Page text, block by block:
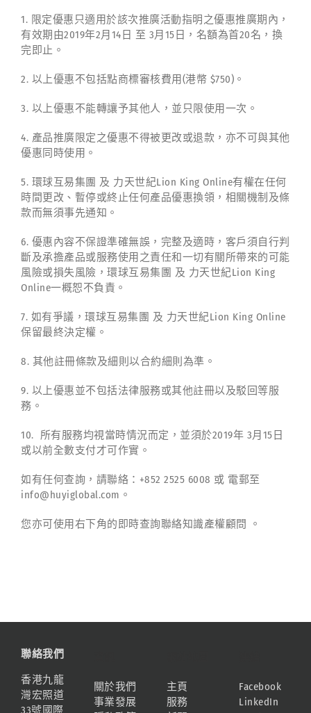
1. 限定優惠只適用於該次推廣活動指明之優惠推廣期內，
有效期由2019年2月14日 至 3月15日，名額為首20名，換
完即止。
2. 以上優惠不包括點商標審核費用(港幣 $750)。
3. 以上優惠不能轉讓予其他人，並只限使用一次。
4. 產品推廣限定之優惠不得被更改或退款，亦不可與其他
優惠同時使用。
5. 環球互易集團 及 力天世紀Lion King Online有權在任何
時間更改、暫停或終止任何產品優惠換領，相關機制及條
款而無須事先通知。
6. 優惠內容不保證準確無誤，完整及適時，客戶須自行判
斷及承擔產品或服務使用之責任和一切有關所帶來的可能
風險或損失風險，環球互易集團 及 力天世紀Lion King
Online一概恕不負責。
7. 如有爭議，環球互易集團 及 力天世紀Lion King Online
保留最終決定權。
8. 其他註冊條款及細則以合約細則為準。
9. 以上優惠並不包括法律服務或其他註冊以及駁回等服
務。
10. 所有服務均視當時情況而定，並須於2019年 3月15日
或以前全數支付才可作實。
如有任何查詢，請聯絡：+852 2525 6008 或 電郵至
info@huyiglobal.com。
您亦可使用右下角的即時查詢聯絡知識產權顧問 。
聯絡我們
香港九龍
灣宏照道
33號國際
關於我們
事業發展
主頁
服務
Facebook
LinkedIn